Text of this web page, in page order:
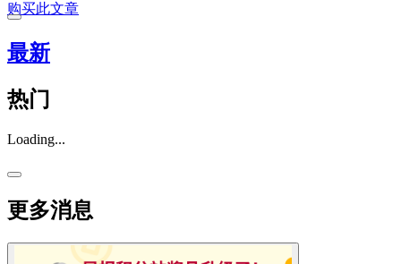
购买此文章
最新
热门
Loading...
更多消息